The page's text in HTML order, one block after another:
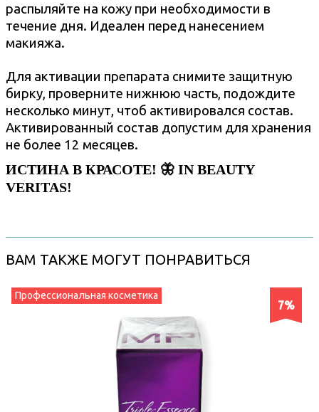
распыляйте на кожу при необходимости в
течение дня. Идеален перед нанесением
макияжа.
Для активации препарата снимите защитную
бирку, проверните нижнюю часть, подождите
несколько минут, чтоб активировался состав.
Активированный состав допустим для хранения
не более 12 месяцев.
ИСТИНА В КРАСОТЕ! 🦋 IN BEAUTY
VERITAS!
ВАМ ТАКЖЕ МОГУТ ПОНРАВИТЬСЯ
7%
Профессиональная косметика